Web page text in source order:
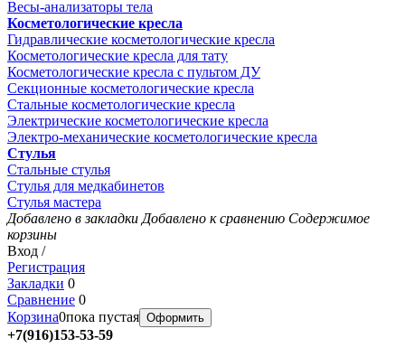
Весы-анализаторы тела
Косметологические кресла
Гидравлические косметологические кресла
Косметологические кресла для тату
Косметологические кресла с пультом ДУ
Секционные косметологические кресла
Стальные косметологические кресла
Электрические косметологические кресла
Электро-механические косметологические кресла
Стулья
Стальные стулья
Стулья для медкабинетов
Стулья мастера
Добавлено в закладки Добавлено к сравнению Содержимое
корзины
Вход /
Регистрация
Закладки 0
Сравнение 0
Корзина0пока пустая Оформить
+7(916)153-53-59